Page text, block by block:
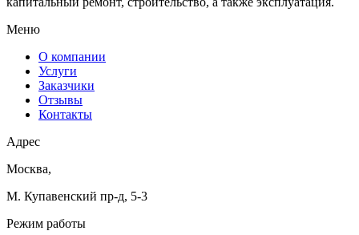
Меню
О компании
Услуги
Заказчики
Отзывы
Контакты
Адрес
Москва,
М. Купавенский пр-д, 5-3
Режим работы